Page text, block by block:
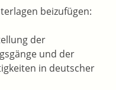
beizufügen:
der
und der
in deutscher